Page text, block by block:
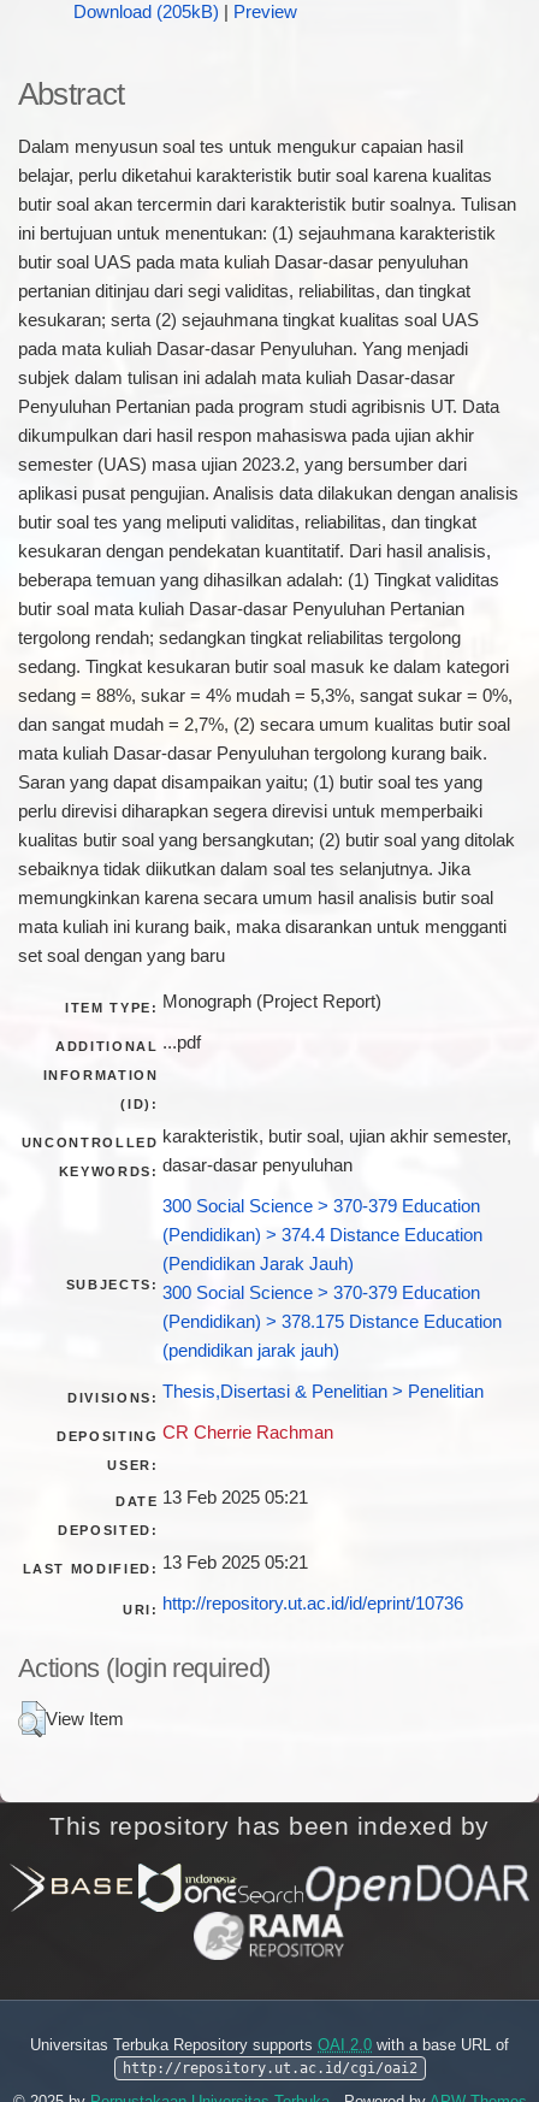
Download (205kB) Preview
Abstract
Dalam menyusun soal tes untuk mengukur capaian hasil
belajar, perlu diketahui karakteristik butir soal karena kualitas
butir soal akan tercermin dari karakteristik butir soalnya. Tulisan
ini bertujuan untuk menentukan: (1) sejauhmana karakteristik
butir soal UAS pada mata kuliah Dasar-dasar penyuluhan
pertanian ditinjau dari segi validitas, reliabilitas, dan tingkat
kesukaran; serta (2) sejauhmana tingkat kualitas soal UAS
pada mata kuliah Dasar-dasar Penyuluhan. Yang menjadi
subjek dalam tulisan ini adalah mata kuliah Dasar-dasar
Penyuluhan Pertanian pada program studi agribisnis UT. Data
dikumpulkan dari hasil respon mahasiswa pada ujian akhir
semester (UAS) masa ujian 2023.2, yang bersumber dari
aplikasi pusat pengujian. Analisis data dilakukan dengan analisis
butir soal tes yang meliputi validitas, reliabilitas, dan tingkat
kesukaran dengan pendekatan kuantitatif. Dari hasil analisis,
beberapa temuan yang dihasilkan adalah: (1) Tingkat validitas
butir soal mata kuliah Dasar-dasar Penyuluhan Pertanian
tergolong rendah; sedangkan tingkat reliabilitas tergolong
sedang. Tingkat kesukaran butir soal masuk ke dalam kategori
sedang = 88%, sukar = 4% mudah = 5,3%, sangat sukar = 0%,
dan sangat mudah = 2,7%, (2) secara umum kualitas butir soal
mata kuliah Dasar-dasar Penyuluhan tergolong kurang baik.
Saran yang dapat disampaikan yaitu; (1) butir soal tes yang
perlu direvisi diharapkan segera direvisi untuk memperbaiki
kualitas butir soal yang bersangkutan; (2) butir soal yang ditolak
sebaiknya tidak diikutkan dalam soal tes selanjutnya. Jika
memungkinkan karena secara umum hasil analisis butir soal
mata kuliah ini kurang baik, maka disarankan untuk mengganti
set soal dengan yang baru
ITEM TYPE: Monograph (Project Report)
ADDITIONAL
INFORMATION
(ID):
...pdf
UNCONTROLLED
KEYWORDS:
karakteristik, butir soal, ujian akhir semester,
dasar-dasar penyuluhan
SUBJECTS:
300 Social Science > 370-379 Education
(Pendidikan) > 374.4 Distance Education
(Pendidikan Jarak Jauh)
300 Social Science > 370-379 Education
(Pendidikan) > 378.175 Distance Education
(pendidikan jarak jauh)
DIVISIONS: Thesis,Disertasi & Penelitian > Penelitian
DEPOSITING
USER:
CR Cherrie Rachman
DATE
DEPOSITED:
13 Feb 2025 05:21
LAST MODIFIED: 13 Feb 2025 05:21
URI: http://repository.ut.ac.id/id/eprint/10736
Actions (login required)
View Item
This repository has been indexed by
Universitas Terbuka Repository supports OAI 2.0 with a base URL of
http://repository.ut.ac.id/cgi/oai2